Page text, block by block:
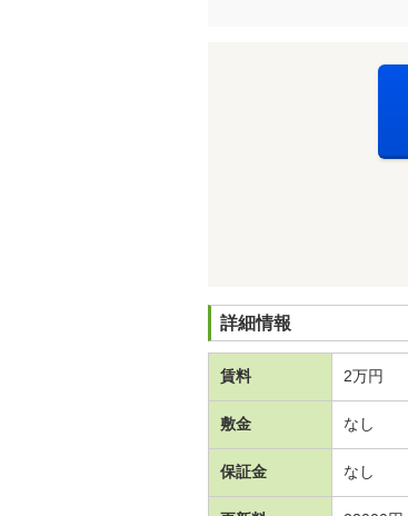
詳細情報
賃料 2万円
敷金 なし
保証金 なし